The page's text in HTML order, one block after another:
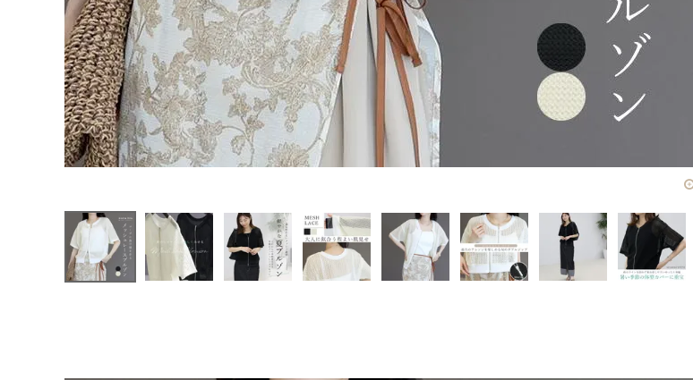
レディーストップス
レディースボトムス
ファッション雑貨
ご利用ガイド